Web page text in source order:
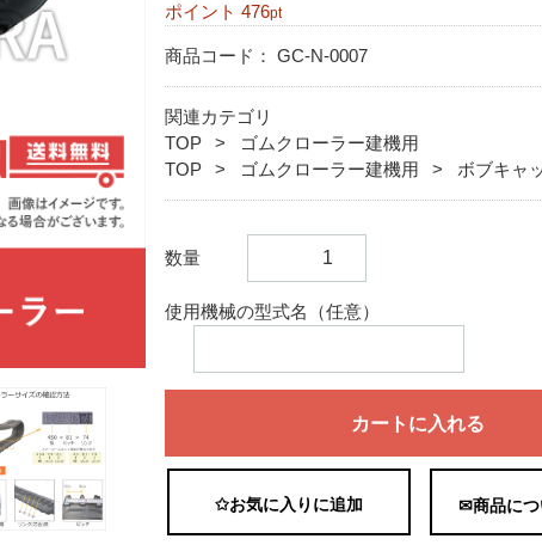
ポイント 476pt
商品コード： GC-N-0007
関連カテゴリ
TOP
ゴムクローラー建機用
TOP
ゴムクローラー建機用 ボブキャ
数量
使用機械の型式名（任意）
カートに入れる
✩お気に入りに追加 ✉商品につ